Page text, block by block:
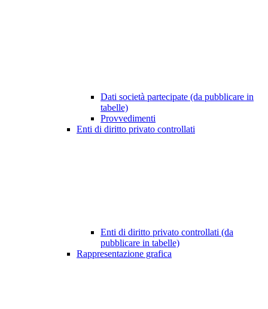
Dati società partecipate (da pubblicare in
tabelle)
Provvedimenti
Enti di diritto privato controllati
Enti di diritto privato controllati (da
pubblicare in tabelle)
Rappresentazione grafica